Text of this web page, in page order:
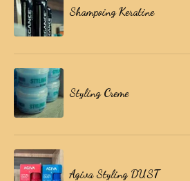
Shampoing Keratine
Styling Creme
Agiva Styling DUST